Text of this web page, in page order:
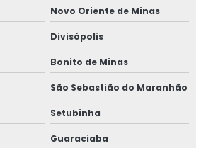
Novo Oriente de Minas
Divisópolis
Bonito de Minas
São Sebastião do Maranhão
Setubinha
Guaraciaba